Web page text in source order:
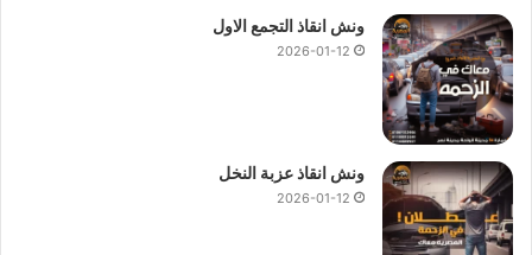
ونش انقاذ التجمع الاول
2026-01-12
ونش انقاذ عزبة النخل
2026-01-12